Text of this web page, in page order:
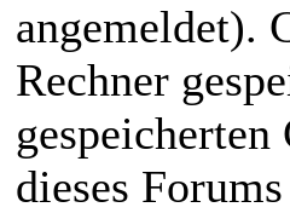
angemeldet).
Rechner
dieses